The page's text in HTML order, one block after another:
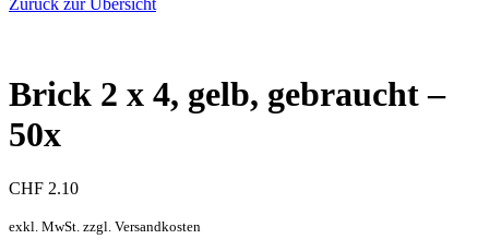
Zurück zur Übersicht
Brick 2 x 4, gelb, gebraucht –
50x
CHF 2.10
exkl. MwSt. zzgl. Versandkosten